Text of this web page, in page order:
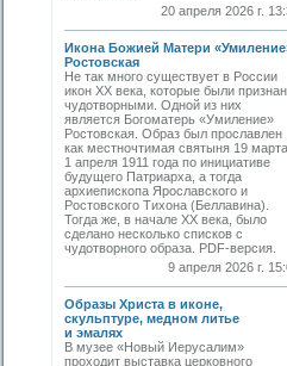
20 апреля 2026 г.
Икона Божией Матери
Ростовская
Не так много существует в России
икон XX века, которые были
чудотворными. Одной из них
является Богоматерь «Умиление»
Ростовская. Образ был прославлен
как местночтимая святыня 19
1 апреля 1911 года по инициативе
будущего Патриарха, а тогда
архиепископа Ярославского и
Ростовского Тихона (Беллавина).
Тогда же, в начале ХХ века, было
сделано несколько списков с
чудотворного образа. PDF-версия.
9 апреля 2026 г.
Образы Христа в иконе,
скульптуре, медном литье
и эмалях
В музее «Новый Иерусалим»
проходит выставка церковного